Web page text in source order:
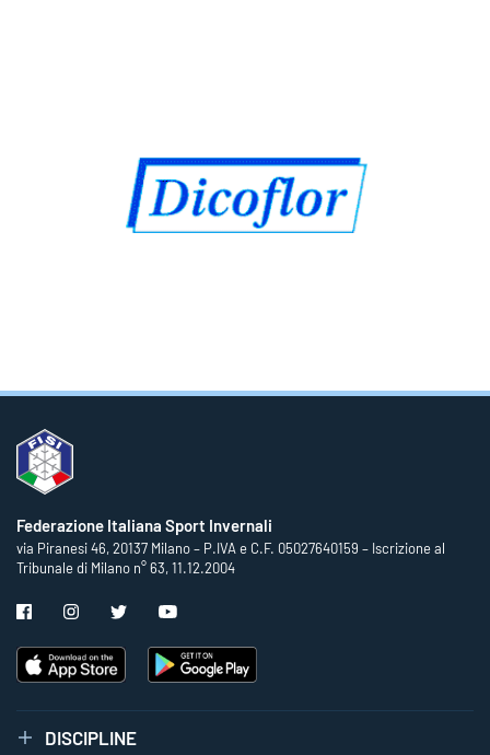
Federazione Italiana Sport Invernali
via Piranesi 46, 20137 Milano – P.IVA e C.F. 05027640159 – Iscrizione al
Tribunale di Milano n° 63, 11.12.2004
DISCIPLINE